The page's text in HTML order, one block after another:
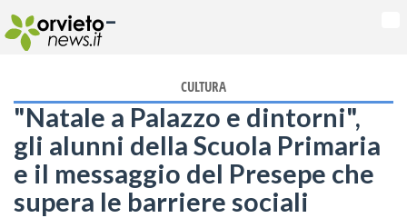
-
CULTURA
"Natale a Palazzo e dintorni",
gli alunni della Scuola Primaria
e il messaggio del Presepe che
supera le barriere sociali